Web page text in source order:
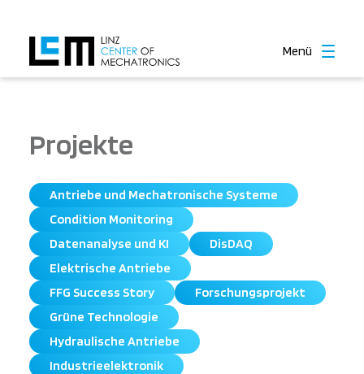
Menü
Projekte
Antriebe und Mechatronische Systeme
Condition Monitoring
Datenanalyse und KI
DisDAQ
Elektrische Antriebe
FFG Success Story
Forschungsprojekt
Grüne Technologie
Hydraulische Antriebe
Industrieelektronik